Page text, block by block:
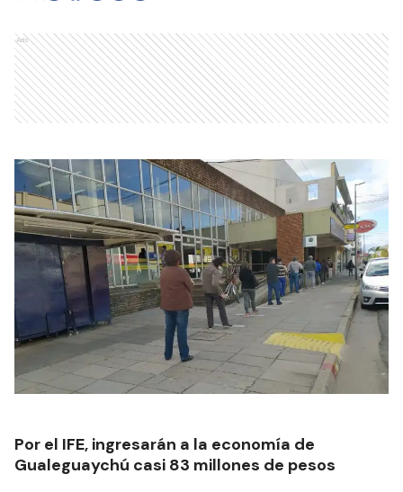
Ads
Por el IFE, ingresarán a la economía de
Gualeguaychú casi 83 millones de pesos